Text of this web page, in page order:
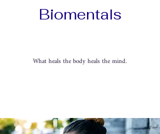
Biomentals
What heals the body heals the mind.